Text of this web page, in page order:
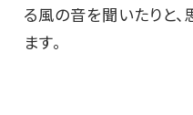
る風の音を聞いたりと
ます。